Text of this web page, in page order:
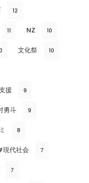
12
11 NZ 10
文化祭 10
援 9
勇斗 9
8
代社会 7
7